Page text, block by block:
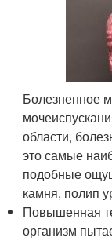
Болезненное
области,
это самые
подобные
камня, полип
Повышенная
организм